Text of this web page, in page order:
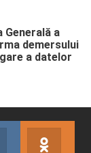
Generală a
demersului
a datelor